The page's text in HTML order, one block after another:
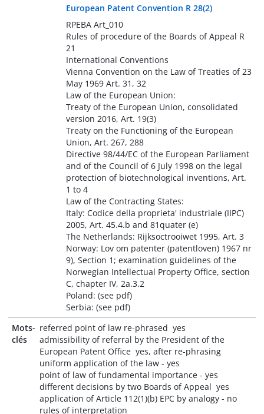
European Patent Convention R 28(2)
RPEBA Art_010
Rules of procedure of the Boards of Appeal R
21
International Conventions
Vienna Convention on the Law of Treaties of 23
May 1969 Art. 31, 32
Law of the European Union:
Treaty of the European Union, consolidated
version 2016, Art. 19(3)
Treaty on the Functioning of the European
Union, Art. 267, 288
Directive 98/44/EC of the European Parliament
and of the Council of 6 July 1998 on the legal
protection of biotechnological inventions, Art.
1 to 4
Law of the Contracting States:
Italy: Codice della proprieta' industriale (IIPC)
2005, Art. 45.4.b and 81quater (e)
The Netherlands: Rijksoctrooiwet 1995, Art. 3
Norway: Lov om patenter (patentloven) 1967 nr
9), Section 1; examination guidelines of the
Norwegian Intellectual Property Office, section
C, chapter IV, 2a.3.2
Poland: (see pdf)
Serbia: (see pdf)
Mots-
clés
referred point of law re-phrased  yes
admissibility of referral by the President of the
European Patent Office  yes, after re-phrasing
uniform application of the law - yes
point of law of fundamental importance - yes
different decisions by two Boards of Appeal  yes
application of Article 112(1)(b) EPC by analogy - no
rules of interpretation